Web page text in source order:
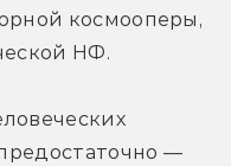
космооперы,
НФ.
—